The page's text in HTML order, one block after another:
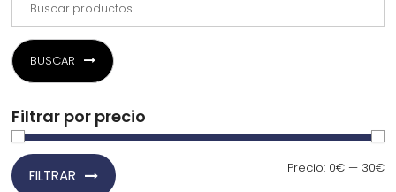
¿Quiénes Somos?
Contacto
0,00€
BUSCAR
Filtrar por precio
Precio
mínimo
Precio
máximo
FILTRAR Precio: 0€— 30€